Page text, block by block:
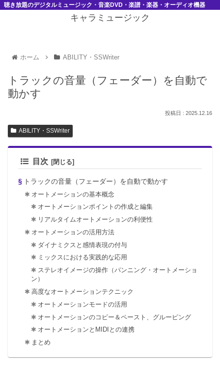
聴き放題のデジタルミュージック・音楽DVD・楽譜・楽器・オーディオ機器
キャラミュージック
ホーム ABILITY・SSWriter
トラックの音量（フェーダー）を自動で
動かす
2025.12.16
ABILITY・SSWriter
目次
トラックの音量（フェーダー）を自動で動かす
オートメーションの基本概念
オートメーションポイントの作成と編集
リアルタイムオートメーションの利便性
オートメーションの活用方法
ダイナミクスと感情表現の付与
ミックスにおける実践的な応用
ステレオイメージの操作（パンニング・オートメーショ
ン）
高度なオートメーションテクニック
オートメーションモードの活用
オートメーションのコピー＆ペースト、グルーピング
オートメーションとMIDIとの連携
まとめ